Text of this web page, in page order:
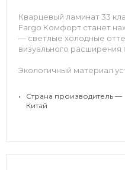
Кварцевый ламинат 33
Fargo Комфорт станет
— светлые холодные
визуального расширения
Экологичный материал
даже с применением
•
Страна производитель —
Китай